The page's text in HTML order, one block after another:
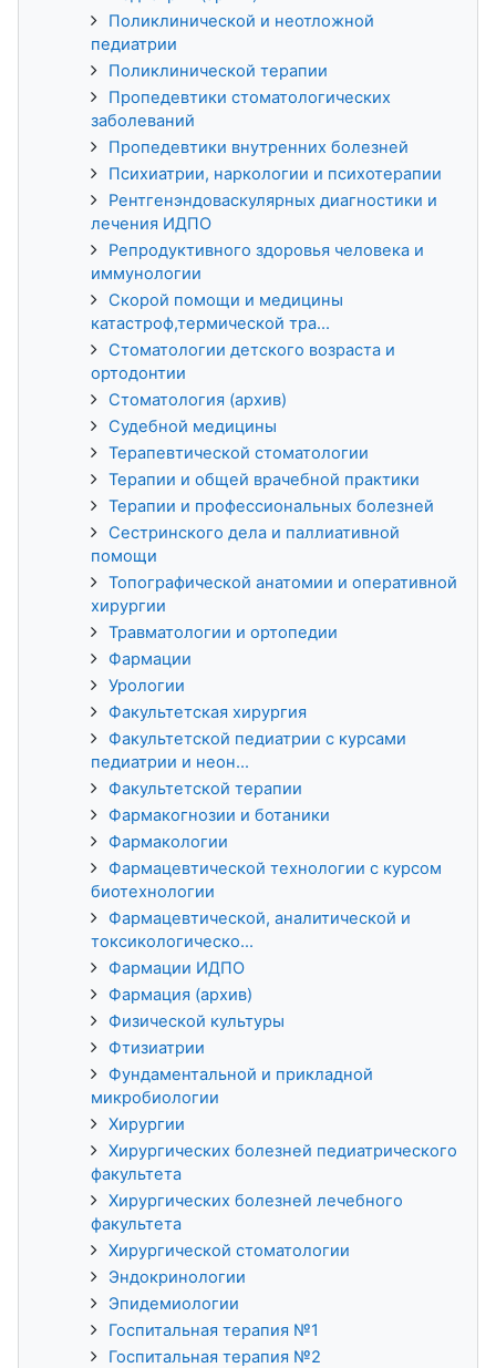
Поликлинической и неотложной
педиатрии
Поликлинической терапии
Пропедевтики стоматологических
заболеваний
Пропедевтики внутренних болезней
Психиатрии, наркологии и психотерапии
Рентгенэндоваскулярных диагностики и
лечения ИДПО
Репродуктивного здоровья человека и
иммунологии
Скорой помощи и медицины
катастроф,термической тра...
Стоматологии детского возраста и
ортодонтии
Стоматология (архив)
Судебной медицины
Терапевтической стоматологии
Терапии и общей врачебной практики
Терапии и профессиональных болезней
Сестринского дела и паллиативной
помощи
Топографической анатомии и оперативной
хирургии
Травматологии и ортопедии
Фармации
Урологии
Факультетская хирургия
Факультетской педиатрии с курсами
педиатрии и неон...
Факультетской терапии
Фармакогнозии и ботаники
Фармакологии
Фармацевтической технологии с курсом
биотехнологии
Фармацевтической, аналитической и
токсикологическо...
Фармации ИДПО
Фармация (архив)
Физической культуры
Фтизиатрии
Фундаментальной и прикладной
микробиологии
Хирургии
Хирургических болезней педиатрического
факультета
Хирургических болезней лечебного
факультета
Хирургической стоматологии
Эндокринологии
Эпидемиологии
Госпитальная терапия №1
Госпитальная терапия №2